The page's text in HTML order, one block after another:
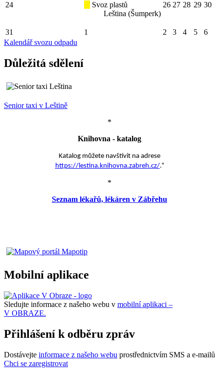
24
Svoz plastů
Leština (Šumperk)
26 27 28 29 30
31 1 2 3 4 5
6
Kalendář svozu odpadu
Důležitá sdělení
Senior taxi v Leštině
*
Knihovna - katalog
Katalog můžete navštívit na adrese
https://lestina.knihovna.zabreh.cz/.“
*
Seznam lékařů, lékáren v Zábřehu
Mobilní aplikace
Sledujte informace z našeho webu v mobilní aplikaci –
V OBRAZE.
Přihlášení k odběru zpráv
Dostávejte informace z našeho webu prostřednictvím SMS a e-mailů
Chci se zaregistrovat